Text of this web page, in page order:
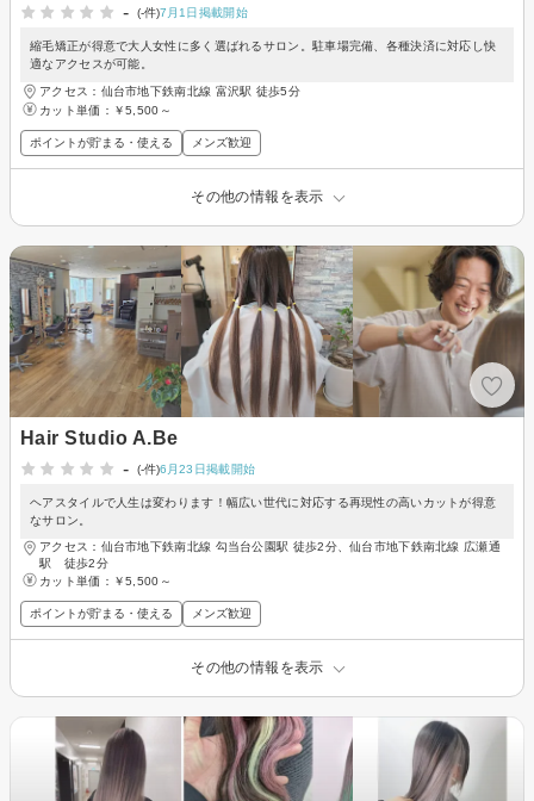
-
(-件)7月1日掲載開始
縮毛矯正が得意で大人女性に多く選ばれるサロン。駐車場完備、各種決済に対応し快
適なアクセスが可能。
アクセス：仙台市地下鉄南北線 富沢駅 徒歩5分
カット単価： ￥5,500～
ポイントが貯まる・使える メンズ歓迎
その他の情報を表示
Hair Studio A.Be
-
(-件)6月23日掲載開始
ヘアスタイルで人生は変わります！幅広い世代に対応する再現性の高いカットが得意
なサロン。
アクセス：仙台市地下鉄南北線 勾当台公園駅 徒歩2分、仙台市地下鉄南北線 広瀬通
駅 徒歩2分
カット単価： ￥5,500～
ポイントが貯まる・使える メンズ歓迎
その他の情報を表示